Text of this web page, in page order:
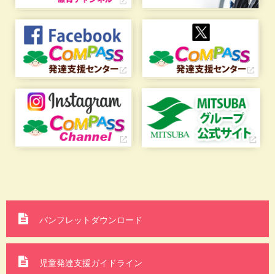
パンフレットダウンロード
児童発達支援ガイドライン